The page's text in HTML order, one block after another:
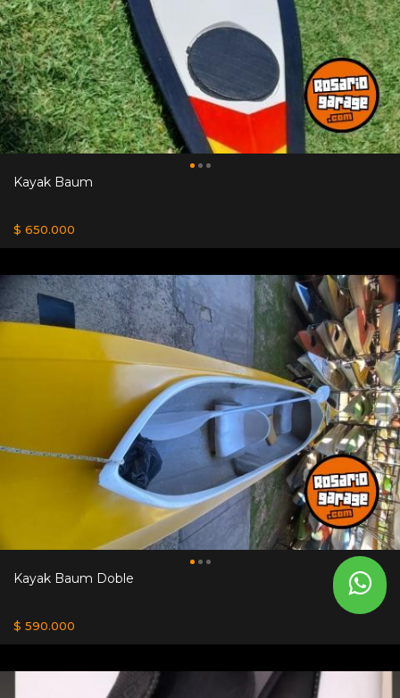
Kayak Baum
$ 650.000
Kayak Baum Doble
$ 590.000